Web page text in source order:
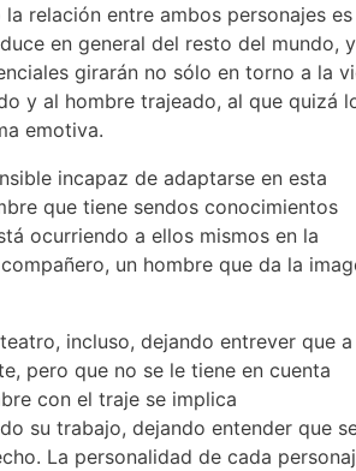
relación entre ambos personajes es
en general del resto del mundo,
girarán no sólo en torno a la
y al hombre trajeado, al que quizá
emotiva.
incapaz de adaptarse en esta
que tiene sendos conocimientos
ocurriendo a ellos mismos en la
un hombre que da la
incluso, dejando entrever que a
pero que no se le tiene en cuenta
con el traje se implica
su trabajo, dejando entender que
La personalidad de cada